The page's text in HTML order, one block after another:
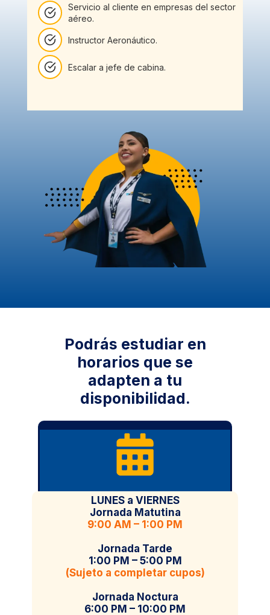
Servicio al cliente en empresas del sector
aéreo.
Instructor Aeronáutico.
Escalar a jefe de cabina.
Podrás estudiar en
horarios que se
adapten a tu
disponibilidad.
LUNES a VIERNES
Jornada Matutina
9:00 AM – 1:00 PM
Jornada Tarde
1:00 PM – 5:00 PM
(Sujeto a completar cupos)
Jornada Noctura
6:00 PM – 10:00 PM